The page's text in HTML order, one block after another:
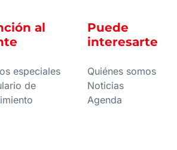
al
especiales
de
Puede
interesarte
Quiénes somos
Noticias
Agenda